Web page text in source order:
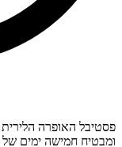
פסטיבל האופרה